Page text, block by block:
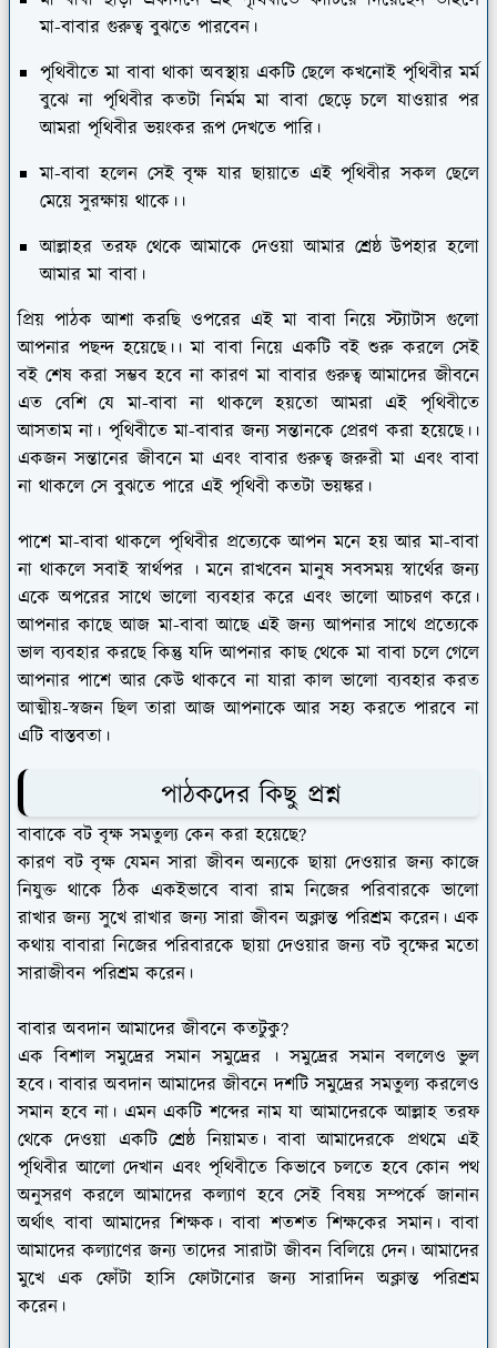
মা-বাবার গুরুত্ব বুঝতে পারবেন।
পৃথিবীতে মা বাবা থাকা অবস্থায় একটি ছেলে কখনোই পৃথিবীর মর্ম
বুঝে না পৃথিবীর কতটা নির্মম মা বাবা ছেড়ে চলে যাওয়ার পর
আমরা পৃথিবীর ভয়ংকর রূপ দেখতে পারি।
মা-বাবা হলেন সেই বৃক্ষ যার ছায়াতে এই পৃথিবীর সকল ছেলে
মেয়ে সুরক্ষায় থাকে।।
আল্লাহর তরফ থেকে আমাকে দেওয়া আমার শ্রেষ্ঠ উপহার হলো
আমার মা বাবা।
প্রিয় পাঠক আশা করছি ওপরের এই মা বাবা নিয়ে স্ট্যাটাস গুলো
আপনার পছন্দ হয়েছে।। মা বাবা নিয়ে একটি বই শুরু করলে সেই
বই শেষ করা সম্ভব হবে না কারণ মা বাবার গুরুত্ব আমাদের জীবনে
এত বেশি যে মা-বাবা না থাকলে হয়তো আমরা এই পৃথিবীতে
আসতাম না। পৃথিবীতে মা-বাবার জন্য সন্তানকে প্রেরণ করা হয়েছে।।
একজন সন্তানের জীবনে মা এবং বাবার গুরুত্ব জরুরী মা এবং বাবা
না থাকলে সে বুঝতে পারে এই পৃথিবী কতটা ভয়ঙ্কর।
পাশে মা-বাবা থাকলে পৃথিবীর প্রত্যেকে আপন মনে হয় আর মা-বাবা
না থাকলে সবাই স্বার্থপর । মনে রাখবেন মানুষ সবসময় স্বার্থের জন্য
একে অপরের সাথে ভালো ব্যবহার করে এবং ভালো আচরণ করে।
আপনার কাছে আজ মা-বাবা আছে এই জন্য আপনার সাথে প্রত্যেকে
ভাল ব্যবহার করছে কিন্তু যদি আপনার কাছ থেকে মা বাবা চলে গেলে
আপনার পাশে আর কেউ থাকবে না যারা কাল ভালো ব্যবহার করত
আত্মীয়-স্বজন ছিল তারা আজ আপনাকে আর সহ্য করতে পারবে না
এটি বাস্তবতা।
পাঠকদের কিছু প্রশ্ন
বাবাকে বট বৃক্ষ সমতুল্য কেন করা হয়েছে?
কারণ বট বৃক্ষ যেমন সারা জীবন অন্যকে ছায়া দেওয়ার জন্য কাজে
নিযুক্ত থাকে ঠিক একইভাবে বাবা রাম নিজের পরিবারকে ভালো
রাখার জন্য সুখে রাখার জন্য সারা জীবন অক্লান্ত পরিশ্রম করেন। এক
কথায় বাবারা নিজের পরিবারকে ছায়া দেওয়ার জন্য বট বৃক্ষের মতো
সারাজীবন পরিশ্রম করেন।
বাবার অবদান আমাদের জীবনে কতটুকু?
এক বিশাল সমুদ্রের সমান সমুদ্রের । সমুদ্রের সমান বললেও ভুল
হবে। বাবার অবদান আমাদের জীবনে দশটি সমুদ্রের সমতুল্য করলেও
সমান হবে না। এমন একটি শব্দের নাম যা আমাদেরকে আল্লাহ তরফ
থেকে দেওয়া একটি শ্রেষ্ঠ নিয়ামত। বাবা আমাদেরকে প্রথমে এই
পৃথিবীর আলো দেখান এবং পৃথিবীতে কিভাবে চলতে হবে কোন পথ
অনুসরণ করলে আমাদের কল্যাণ হবে সেই বিষয় সম্পর্কে জানান
অর্থাৎ বাবা আমাদের শিক্ষক। বাবা শতশত শিক্ষকের সমান। বাবা
আমাদের কল্যাণের জন্য তাদের সারাটা জীবন বিলিয়ে দেন। আমাদের
মুখে এক ফোঁটা হাসি ফোটানোর জন্য সারাদিন অক্লান্ত পরিশ্রম
করেন।